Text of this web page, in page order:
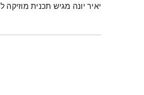
תמצית הפודקאסט
יאיר יונה מגיש תכנית